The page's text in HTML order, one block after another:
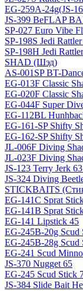
EG-259A-24g(JS-
JS-399 BeFLAP
SP-027 Euro Vibe
SP-198S Jedi
SP-198H Jedi
SHAD (Шэд)
AS-001SP BT-
EG-013F Classic
EG-020F Classic
EG-044F Super
EG-112BL
EG-161-SP Shifty
EG-162-SP Shifty
JL-006F Diving
JL-023F Diving
JS-123 Terry Jerk
JS-324 Diving
STICKBAITS
EG-141C Sprat
EG-141B Sprat
EG-141 Lipstick 45
EG-245B-20g Scud
EG-245B-28g Scud
EG-241 Scud
JS-370 Nugget 65
EG-245 Scud Stick
JS-384 Slide Bait